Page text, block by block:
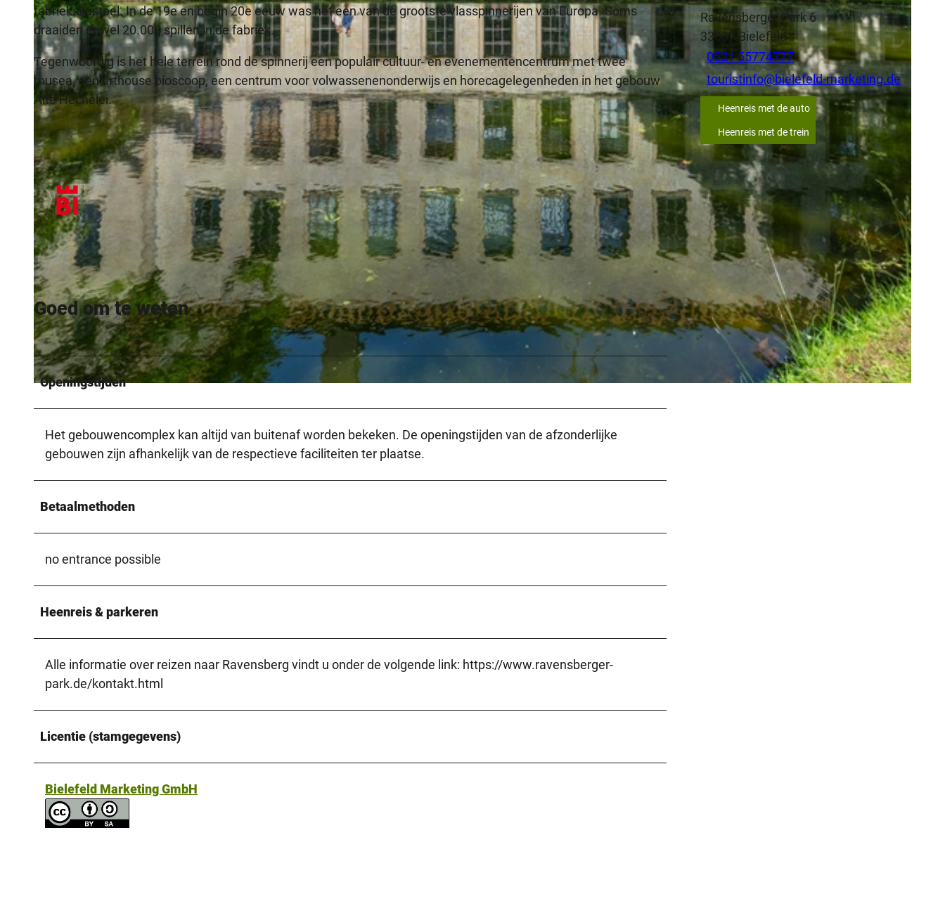
© Bielefeld Marketing GmbH / D. Ketz, Dominik Ketz |CC-BY-SA
© Teutoburger Wald Tourismus, P. Gawandtka
fabriekskasteel. In de 19e en begin 20e eeuw was het een van de grootste vlasspinnerijen van Europa. Soms
draaiden er wel 20.000 spillen in de fabriek.
Tegenwoordig is het hele terrein rond de spinnerij een populair cultuur- en evenementencentrum met twee
musea, een arthouse bioscoop, een centrum voor volwassenenonderwijs en horecagelegenheden in het gebouw
Alte Hechelei.
Goed om te weten
Openingstijden
Het gebouwencomplex kan altijd van buitenaf worden bekeken. De openingstijden van de afzonderlijke
gebouwen zijn afhankelijk van de respectieve faciliteiten ter plaatse.
Betaalmethoden
no entrance possible
Heenreis & parkeren
Alle informatie over reizen naar Ravensberg vindt u onder de volgende link: https://www.ravensberger-
park.de/kontakt.html
Licentie (stamgegevens)
Bielefeld Marketing GmbH
Ravensberger Park 6
33607 Bielefeld
0521 55774777
touristinfo@bielefeld-marketing.de
Heenreis met de auto
Heenreis met de trein